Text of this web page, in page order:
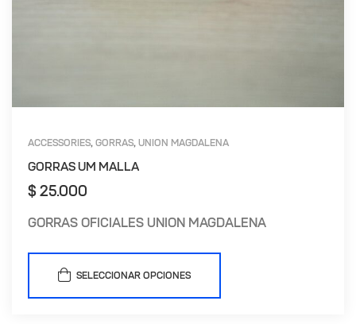
ACCESSORIES, GORRAS, UNION MAGDALENA
GORRAS UM MALLA
$ 25.000
GORRAS OFICIALES UNION MAGDALENA
SELECCIONAR OPCIONES